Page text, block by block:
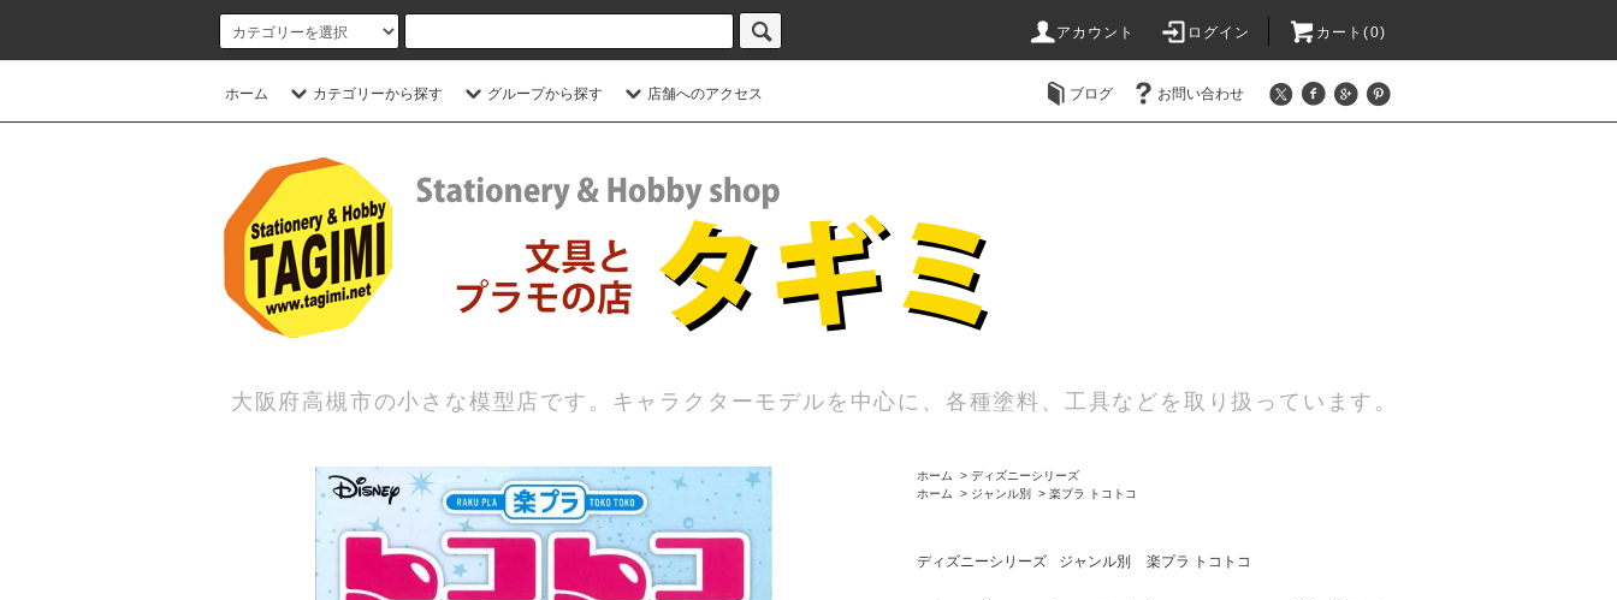
アカウント ログイン カート(0)
ホーム カテゴリーから探す グループから探す 店舗へのアクセス ブログ お問い合わせ
大阪府高槻市の小さな模型店です。キャラクターモデルを中心に、各種塗料、工具などを取り扱っています。
ホーム > ディズニーシリーズ
ホーム
> ジャンル別 > 楽プラ トコトコ
ディズニーシリーズ ジャンル別 楽プラ トコトコ